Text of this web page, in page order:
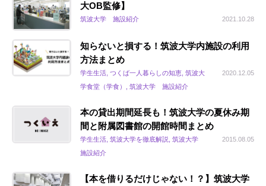
大OB監修】
筑波大学 施設紹介 2021.10.28
知らないと損する！筑波大学内施設の利用
方法まとめ
学生生活, つくば一人暮らしの知恵, 筑波大
学食堂（学食）, 筑波大学 施設紹介
2020.12.05
本の貸出期間延長も！筑波大学の夏休み期
間と附属図書館の開館時間まとめ
学生生活, 筑波大学を徹底解説, 筑波大学
施設紹介
2015.08.05
【本を借りるだけじゃない！？】筑波大学